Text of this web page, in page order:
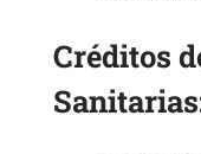
Créditos